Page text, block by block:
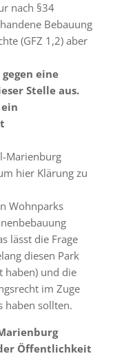
nach §34
Bebauung
(GFZ 1,2) aber
eine
Stelle aus.
Marienburg
hier Klärung zu
Wohnparks
lässt die Frage
diesen Park
haben) und die
im Zuge
haben sollten.
Öffentlichkeit